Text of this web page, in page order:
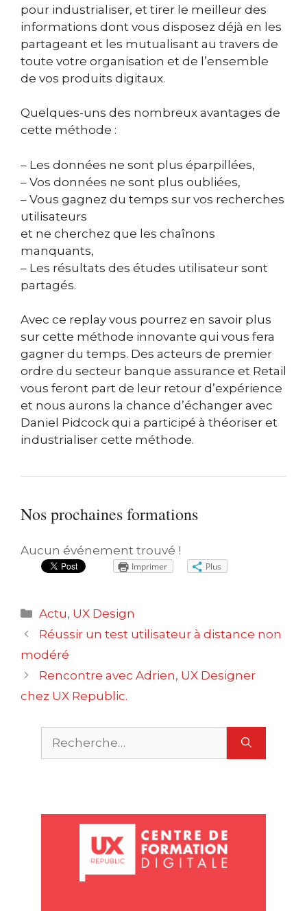
pour industrialiser, et tirer le meilleur des
informations dont vous disposez déjà en les
partageant et les mutualisant au travers de
toute votre organisation et de l’ensemble
de vos produits digitaux.
Quelques-uns des nombreux avantages de
cette méthode :
– Les données ne sont plus éparpillées,
– Vos données ne sont plus oubliées,
– Vous gagnez du temps sur vos recherches
utilisateurs
et ne cherchez que les chaînons
manquants,
– Les résultats des études utilisateur sont
partagés.
Avec ce replay vous pourrez en savoir plus
sur cette méthode innovante qui vous fera
gagner du temps. Des acteurs de premier
ordre du secteur banque assurance et Retail
vous feront part de leur retour d’expérience
et nous aurons la chance d’échanger avec
Daniel Pidcock qui a participé à théoriser et
industrialiser cette méthode.
Nos prochaines formations
Aucun événement trouvé !
Imprimer Plus
Catégories
Actu, UX Design
Navigation
Réussir un test utilisateur à distance non
modéré
Rencontre avec Adrien, UX Designer
chez UX Republic.